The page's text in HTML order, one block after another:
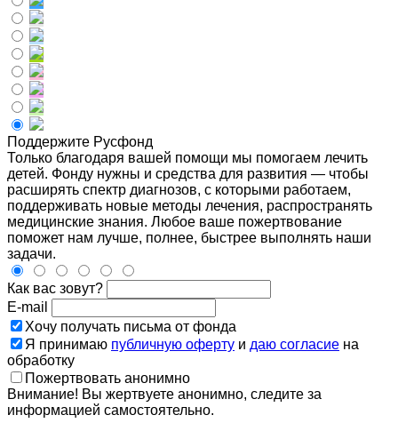
Поддержите Русфонд
Только благодаря вашей помощи мы помогаем лечить
детей. Фонду нужны и средства для развития — чтобы
расширять спектр диагнозов, с которыми работаем,
поддерживать новые методы лечения, распространять
медицинские знания. Любое ваше пожертвование
поможет нам лучше, полнее, быстрее выполнять наши
задачи.
Как вас зовут?
E-mail
Хочу получать письма от фонда
Я принимаю публичную оферту и даю согласие на
обработку
Пожертвовать анонимно
Внимание! Вы жертвуете анонимно, следите за
информацией самостоятельно.